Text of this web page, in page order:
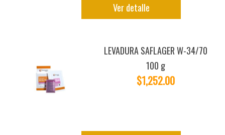
Ver detalle
LEVADURA SAFLAGER W-34/70
100 g
$1,252.00